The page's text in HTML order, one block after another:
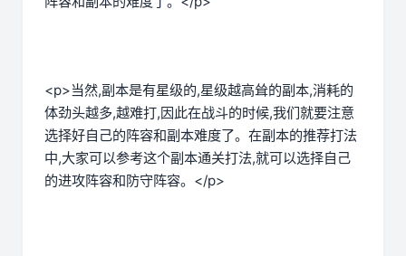
<p>当然,副本是有星级的,星级越高耸的副本,消耗的
体劲头越多,越难打,因此在战斗的时候,我们就要注意
选择好自己的阵容和副本难度了。在副本的推荐打法
中,大家可以参考这个副本通关打法,就可以选择自己
的进攻阵容和防守阵容。</p>